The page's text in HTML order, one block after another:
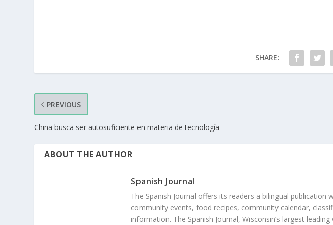
SHARE:
PREVIOUS
China busca ser autosuficiente en materia de tecnología
ABOUT THE AUTHOR
Spanish Journal
The Spanish Journal offers its readers a bilingual
community events, food recipes, community calendar,
information. The Spanish Journal, Wisconsin’s largest